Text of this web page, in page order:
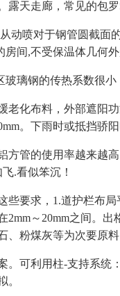
天走廊，常见的包罗
喷对于钢管圆截面
间,不受保温体几何外
钢的传热系数很小
化布料，外部遮阳功
。下雨时或抵挡骄
的使用率越来越高
.看似笨沉！
求，1.道护栏布局
～20mm之间。
粉煤灰等为次要原
利用柱-支持系统
。